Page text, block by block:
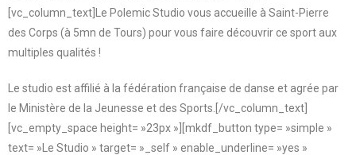
[vc_column_text]Le Polemic Studio vous accueille à Saint-Pierre
des Corps (à 5mn de Tours) pour vous faire découvrir ce sport aux
multiples qualités !
Le studio est affilié à la fédération française de danse et agrée par
le Ministère de la Jeunesse et des Sports.[/vc_column_text]
[vc_empty_space height= »23px »][mkdf_button type= »simple »
text= »Le Studio » target= »_self » enable_underline= »yes »